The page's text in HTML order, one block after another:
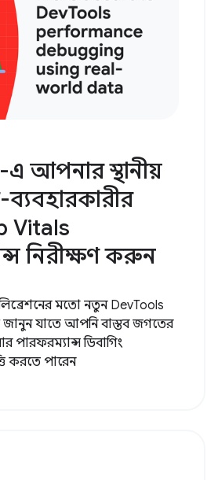
আপনার স্থানীয়
ব্যবহারকারীর
Vitals
নিরীক্ষণ করুন
মতো নতুন DevTools
জানুন যাতে আপনি বাস্তব জগতের
ডিবাগিং
করতে পারেন